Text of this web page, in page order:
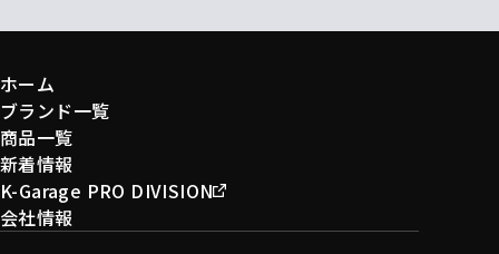
ホーム
ブランド一覧
商品一覧
新着情報
K-Garage PRO DIVISION
会社情報